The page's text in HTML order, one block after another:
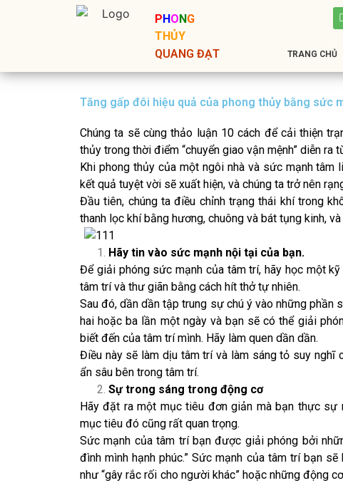
PHONG
THỦY
QUANG ĐẠT
TRANG CHỦ
Tăng gấp đôi hiệu quả của phong thủy bằng sức
Chúng ta sẽ cùng thảo luận 10 cách để cải thiện
thủy trong thời điểm “chuyển giao vận mệnh” diễn ra
Khi phong thủy của một ngôi nhà và sức mạnh
kết quả tuyệt vời sẽ xuất hiện, và chúng ta trở nên
Đầu tiên, chúng ta điều chỉnh trạng thái khí trong
thanh lọc khí bằng hương, chuông và bát tụng kinh,
Hãy tin vào sức mạnh nội tại của bạn.
Để giải phóng sức mạnh của tâm trí, hãy học một
tâm trí và thư giãn bằng cách hít thở tự nhiên.
Sau đó, dần dần tập trung sự chú ý vào những phần
hai hoặc ba lần một ngày và bạn sẽ có thể giải
biết đến của tâm trí mình. Hãy làm quen dần dần.
Điều này sẽ làm dịu tâm trí và làm sáng tỏ suy
ẩn sâu bên trong tâm trí.
Sự trong sáng trong động cơ
Hãy đặt ra một mục tiêu đơn giản mà bạn thực
mục tiêu đó cũng rất quan trọng.
Sức mạnh của tâm trí bạn được giải phóng bởi
đình mình hạnh phúc.” Sức mạnh của tâm trí bạn
như “gây rắc rối cho người khác” hoặc những động